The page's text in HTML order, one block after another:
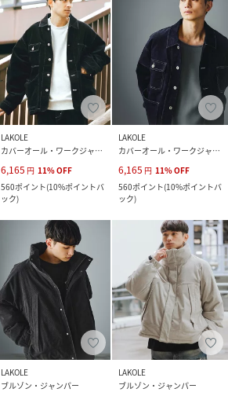
LAKOLE
カバーオール・ワークジャケット
6,165 円 11%OFF
560ポイント(10%ポイントバ
ック)
LAKOLE
カバーオール・ワークジャケット
6,165 円 11%OFF
560ポイント(10%ポイントバ
ック)
LAKOLE
ブルゾン・ジャンパー
LAKOLE
ブルゾン・ジャンパー